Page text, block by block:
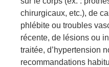
chirurgicaux, etc.), de
phlébite ou troubles
récente, de lésions ou
traitée, d’hypertension
recommandations